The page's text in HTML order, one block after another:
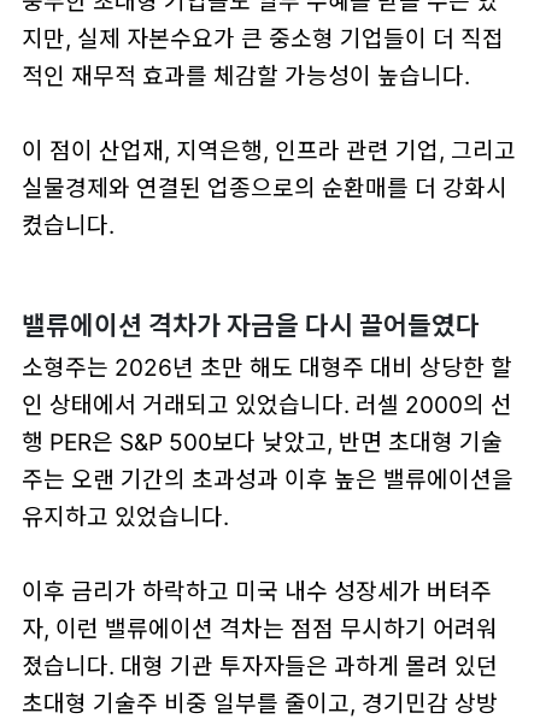
지만, 실제 자본수요가 큰 중소형 기업들이 더 직접
적인 재무적 효과를 체감할 가능성이 높습니다.
이 점이 산업재, 지역은행, 인프라 관련 기업, 그리고
실물경제와 연결된 업종으로의 순환매를 더 강화시
켰습니다.
밸류에이션 격차가 자금을 다시 끌어들였다
소형주는 2026년 초만 해도 대형주 대비 상당한 할
인 상태에서 거래되고 있었습니다. 러셀 2000의 선
행 PER은 S&P 500보다 낮았고, 반면 초대형 기술
주는 오랜 기간의 초과성과 이후 높은 밸류에이션을
유지하고 있었습니다.
이후 금리가 하락하고 미국 내수 성장세가 버텨주
자, 이런 밸류에이션 격차는 점점 무시하기 어려워
졌습니다. 대형 기관 투자자들은 과하게 몰려 있던
초대형 기술주 비중 일부를 줄이고, 경기민감 상방